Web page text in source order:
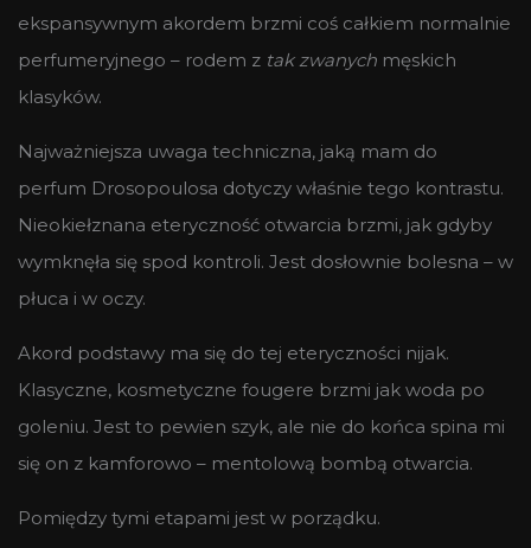
ekspansywnym akordem brzmi coś całkiem normalnie
perfumeryjnego – rodem z tak zwanych męskich
klasyków.
Najważniejsza uwaga techniczna, jaką mam do
perfum Drosopoulosa dotyczy właśnie tego kontrastu.
Nieokiełznana eteryczność otwarcia brzmi, jak gdyby
wymknęła się spod kontroli. Jest dosłownie bolesna – w
płuca i w oczy.
Akord podstawy ma się do tej eteryczności nijak.
Klasyczne, kosmetyczne fougere brzmi jak woda po
goleniu. Jest to pewien szyk, ale nie do końca spina mi
się on z kamforowo – mentolową bombą otwarcia.
Pomiędzy tymi etapami jest w porządku.